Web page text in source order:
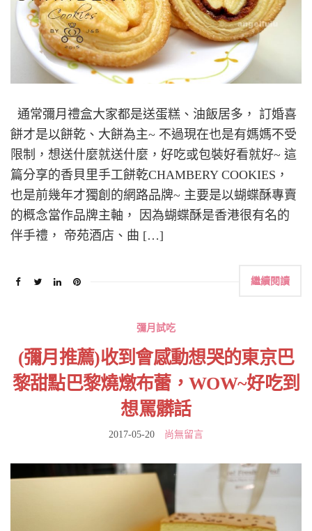
通常彌月禮盒大家都是送蛋糕、油飯居多， 訂婚喜
餅才是以餅乾、大餅為主~ 不過現在也是有媽媽不受
限制，想送什麼就送什麼，好吃或包裝好看就好~ 這
篇分享的香貝里手工餅乾CHAMBERY COOKIES，
也是前幾年才獨創的網路品牌~ 主要是以蝴蝶酥專賣
的概念當作品牌主軸， 因為蝴蝶酥是香港很有名的
伴手禮， 帝苑酒店、曲 […]
繼續閱讀
彌月試吃
(彌月推薦)收到會感動想哭的東京巴
黎甜點巴黎燒燉布蕾，WOW~好吃到
想罵髒話
2017-05-20 尚無留言